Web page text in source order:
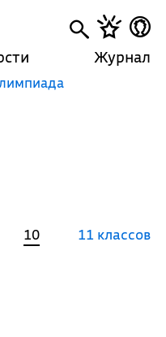
Журнал
10 11 классов